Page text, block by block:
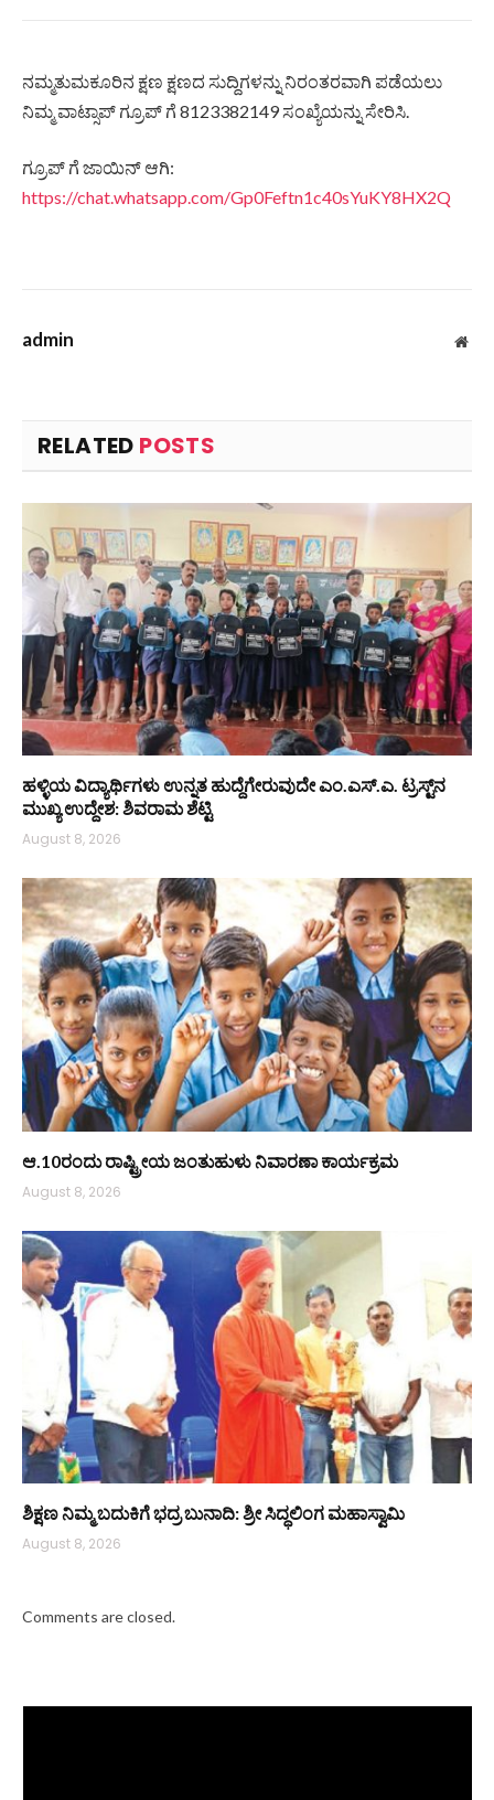
ನಮ್ಮತುಮಕೂರಿನ ಕ್ಷಣ ಕ್ಷಣದ ಸುದ್ದಿಗಳನ್ನು ನಿರಂತರವಾಗಿ ಪಡೆಯಲು
ನಿಮ್ಮ ವಾಟ್ಸಾಪ್ ಗ್ರೂಪ್ ಗೆ 8123382149 ಸಂಖ್ಯೆಯನ್ನು ಸೇರಿಸಿ.
ಗ್ರೂಪ್ ಗೆ ಜಾಯಿನ್ ಆಗಿ:
https://chat.whatsapp.com/Gp0Feftn1c40sYuKY8HX2Q
admin
RELATED POSTS
ಹಳ್ಳಿಯ ವಿದ್ಯಾರ್ಥಿಗಳು ಉನ್ನತ ಹುದ್ದೆಗೇರುವುದೇ ಎಂ.ಎಸ್.ಎ. ಟ್ರಸ್ಟ್‌ನ
ಮುಖ್ಯ ಉದ್ದೇಶ: ಶಿವರಾಮ ಶೆಟ್ಟಿ
August 8, 2026
ಆ.10ರಂದು ರಾಷ್ಟ್ರೀಯ ಜಂತುಹುಳು ನಿವಾರಣಾ ಕಾರ್ಯಕ್ರಮ
August 8, 2026
ಶಿಕ್ಷಣ ನಿಮ್ಮ ಬದುಕಿಗೆ ಭದ್ರ ಬುನಾದಿ: ಶ್ರೀ ಸಿದ್ಧಲಿಂಗ ಮಹಾಸ್ವಾಮಿ
August 8, 2026
Comments are closed.